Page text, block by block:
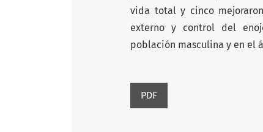
vida total y cinco
externo y control del
población masculina y en el
PDF